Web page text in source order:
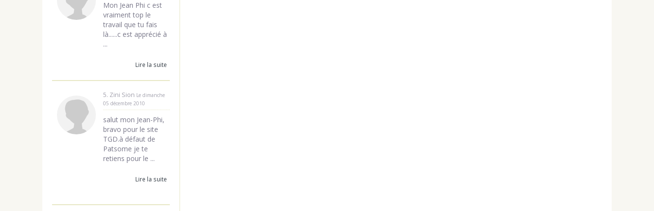
Mon Jean Phi c est
vraiment top le
travail que tu fais
là......c est apprécié à
...
Lire la suite
5. Zini Sion Le dimanche
05 décembre 2010
salut mon Jean-Phi,
bravo pour le site
TGD.à défaut de
Patsome je te
retiens pour le ...
Lire la suite